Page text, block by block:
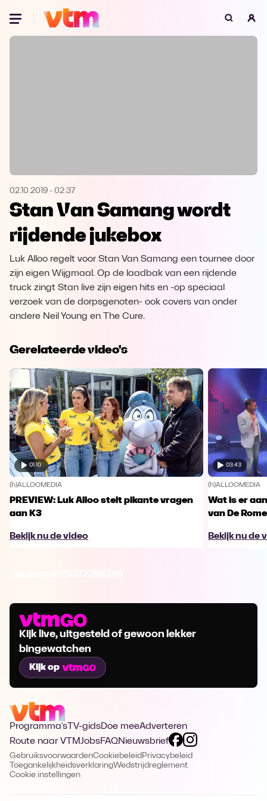
Oeps, browser niet ondersteund
Microsoft Edge Download
Opera
02.10.2019 - 02:37
Stan Van Samang wordt
rijdende jukebox
Luk Alloo regelt voor Stan Van Samang een tournee door
zijn eigen Wijgmaal. Op de laadbak van een rijdende
truck zingt Stan live zijn eigen hits en -op speciaal
verzoek van de dorpsgenoten- ook covers van onder
andere Neil Young en The Cure.
Gerelateerde video's
01:10
(h)ALLOOMEDIA
PREVIEW: Luk Alloo stelt pikante vragen
aan K3
Bekijk nu de video
03:43
(h)ALLOOMEDIA
Wat is er
van De
Bekijk nu de
Kijk live, uitgesteld of gewoon lekker
bingewatchen
Kijk op
Programma's TV-gidsDoe meeAdverteren
Route naar VTMJobsFAQNieuwsbrief
GebruiksvoorwaardenCookiebeleid Privacybeleid
ToegankelijkheidsverklaringWedstrijdreglement
Cookie instellingen